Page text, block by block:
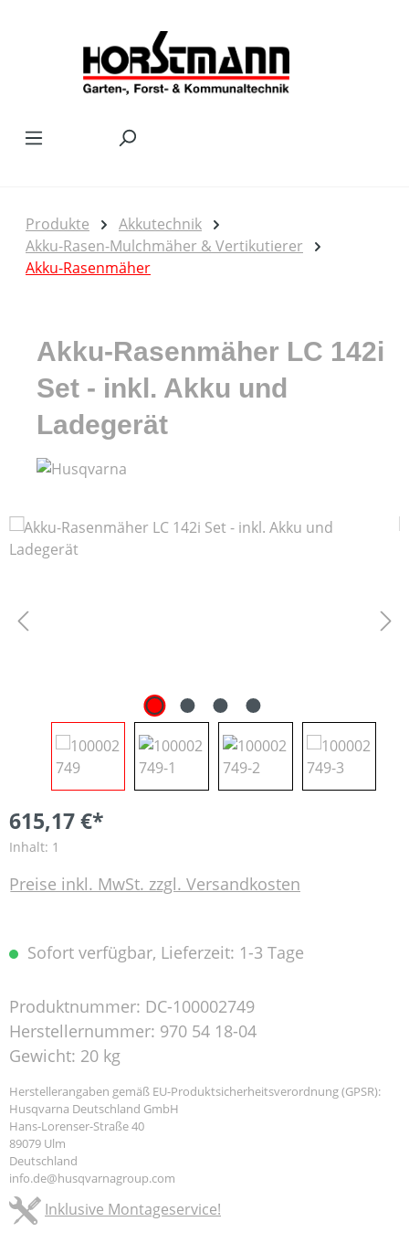
Produkte
Akkutechnik
Akku-Rasen-Mulchmäher & Vertikutierer
Akku-Rasenmäher
Akku-Rasenmäher LC 142i
Set - inkl. Akku und
Ladegerät
Bildergalerie überspringen
615,17 €*
Inhalt: 1
Preise inkl. MwSt. zzgl. Versandkosten
Sofort verfügbar, Lieferzeit: 1-3 Tage
Produktnummer: DC-100002749
Herstellernummer: 970 54 18-04
Gewicht: 20 kg
Herstellerangaben gemäß EU-Produktsicherheitsverordnung (GPSR):
Husqvarna Deutschland GmbH
Hans-Lorenser-Straße 40
89079 Ulm
Deutschland
info.de@husqvarnagroup.com
Inklusive Montageservice!